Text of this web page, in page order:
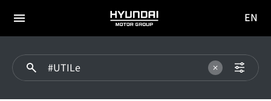
전체
HYUNDAI
MOTOR
이동
EN